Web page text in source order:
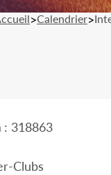
>Calendrier>
: 318863
Clubs